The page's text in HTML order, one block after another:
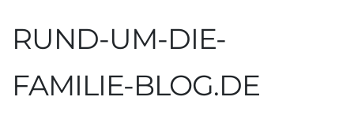
RUND-UM-DIE-
FAMILIE-BLOG.DE